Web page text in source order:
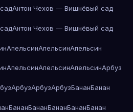
Антон Чехов — Вишнёвый сад
Антон Чехов — Вишнёвый сад
АпельсинАпельсинАпельсин
АпельсинАпельсинАпельсинАрбуз
АрбузАрбузАрбузБананБанан
БананБананБананБананБанан